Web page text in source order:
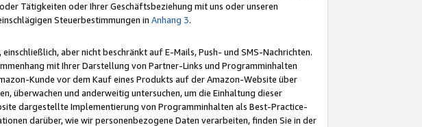
Tätigkeiten oder Ihrer Geschäftsbeziehung mit uns oder unseren
Steuerbestimmungen in Anhang 3.
aber nicht beschränkt auf E-Mails, Push- und SMS-Nachrichten.
mit Ihrer Darstellung von Partner-Links und Programminhalten
Kunde vor dem Kauf eines Produkts auf der Amazon-Website über
überwachen und anderweitig untersuchen, um die Einhaltung dieser
dargestellte Implementierung von Programminhalten als Best-Practice-
darüber, wie wir personenbezogene Daten verarbeiten, finden Sie in der